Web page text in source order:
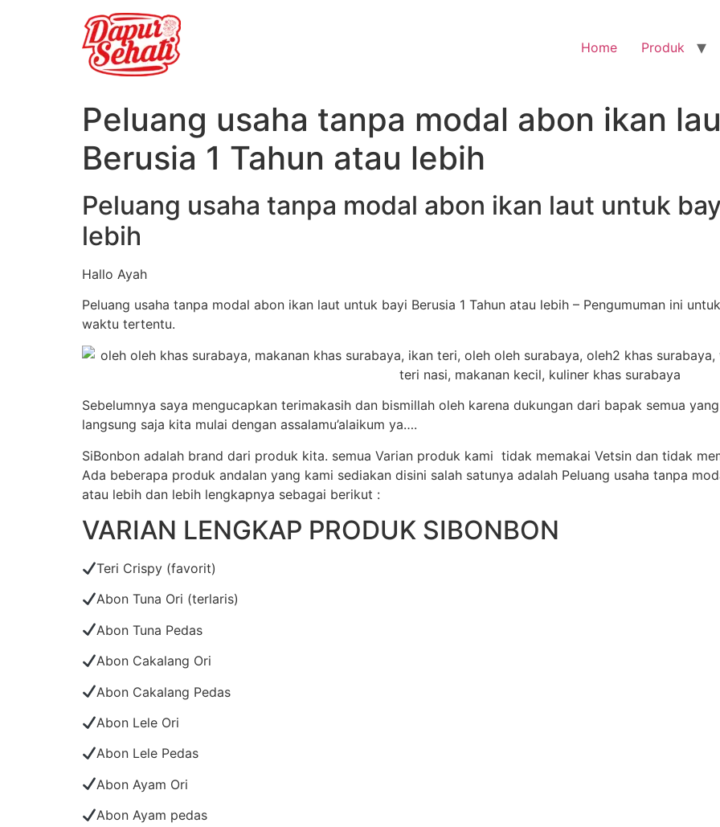
Home Produk
Peluang usaha tanpa modal abon ikan
Berusia 1 Tahun atau lebih
Peluang usaha tanpa modal abon ikan laut untuk
lebih
Hallo Ayah
Peluang usaha tanpa modal abon ikan laut untuk bayi Berusia 1 Tahun atau lebih – Pengumuman ini
waktu tertentu.
Sebelumnya saya mengucapkan terimakasih dan bismillah oleh karena dukungan dari bapak semua
langsung saja kita mulai dengan assalamu’alaikum ya….
SiBonbon adalah brand dari produk kita. semua Varian produk kami tidak memakai Vetsin dan tidak
Ada beberapa produk andalan yang kami sediakan disini salah satunya adalah Peluang usaha tanpa
atau lebih dan lebih lengkapnya sebagai berikut :
VARIAN LENGKAP PRODUK SIBONBON
Teri Crispy (favorit)
Abon Tuna Ori (terlaris)
Abon Tuna Pedas
Abon Cakalang Ori
Abon Cakalang Pedas
Abon Lele Ori
Abon Lele Pedas
Abon Ayam Ori
Abon Ayam pedas